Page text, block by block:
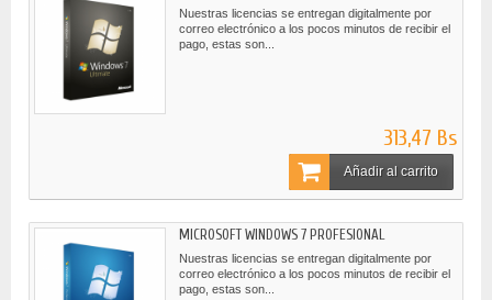
Nuestras licencias se entregan digitalmente por
correo electrónico a los pocos minutos de recibir el
pago, estas son...
313,47 Bs
Añadir al carrito
MICROSOFT WINDOWS 7 PROFESIONAL
Nuestras licencias se entregan digitalmente por
correo electrónico a los pocos minutos de recibir el
pago, estas son...